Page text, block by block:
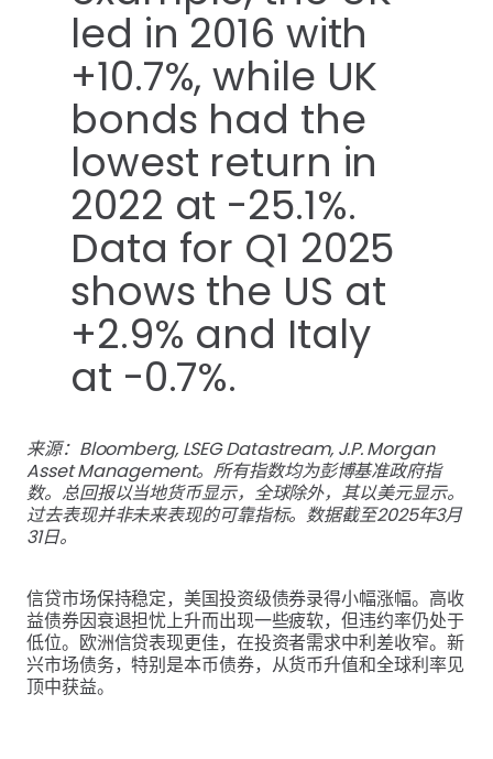
来源：Bloomberg, LSEG Datastream, J.P. Morgan
Asset Management。所有指数均为彭博基准政府指
数。总回报以当地货币显示，全球除外，其以美元显示。
过去表现并非未来表现的可靠指标。数据截至2025年3月
31日。
信贷市场保持稳定，美国投资级债券录得小幅涨幅。高收
益债券因衰退担忧上升而出现一些疲软，但违约率仍处于
低位。欧洲信贷表现更佳，在投资者需求中利差收窄。新
兴市场债务，特别是本币债券，从货币升值和全球利率见
顶中获益。